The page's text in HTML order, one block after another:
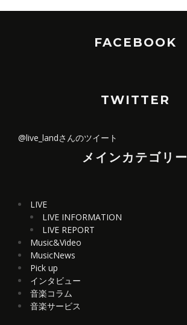
FACEBOOK
TWITTER
@live_landさんのツイート
メインカテゴリー
LIVE
LIVE INFORMATION
LIVE REPORT
Music&Video
MusicNews
Pick up
インタビュー
音楽コラム
音楽サービス